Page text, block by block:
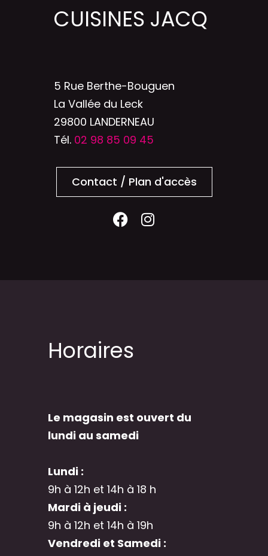
CUISINES JACQ
5 Rue Berthe-Bouguen
La Vallée du Leck
29800 LANDERNEAU
Tél. 02 98 85 09 45
Contact / Plan d'accès
Horaires
Le magasin est ouvert du
lundi au samedi
Lundi :
9h à 12h et 14h à 18 h
Mardi à jeudi :
9h à 12h et 14h à 19h
Vendredi et Samedi :